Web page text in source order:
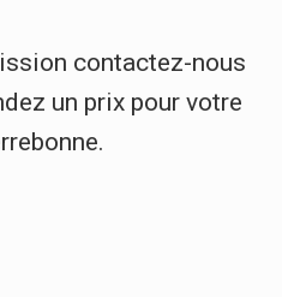
contactez-nous
un prix pour votre